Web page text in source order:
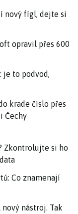
nový fígl, dejte si
opravil přes 600
to podvod,
krade číslo přes
Čechy
Zkontrolujte si ho
Co znamenají
nástroj. Tak